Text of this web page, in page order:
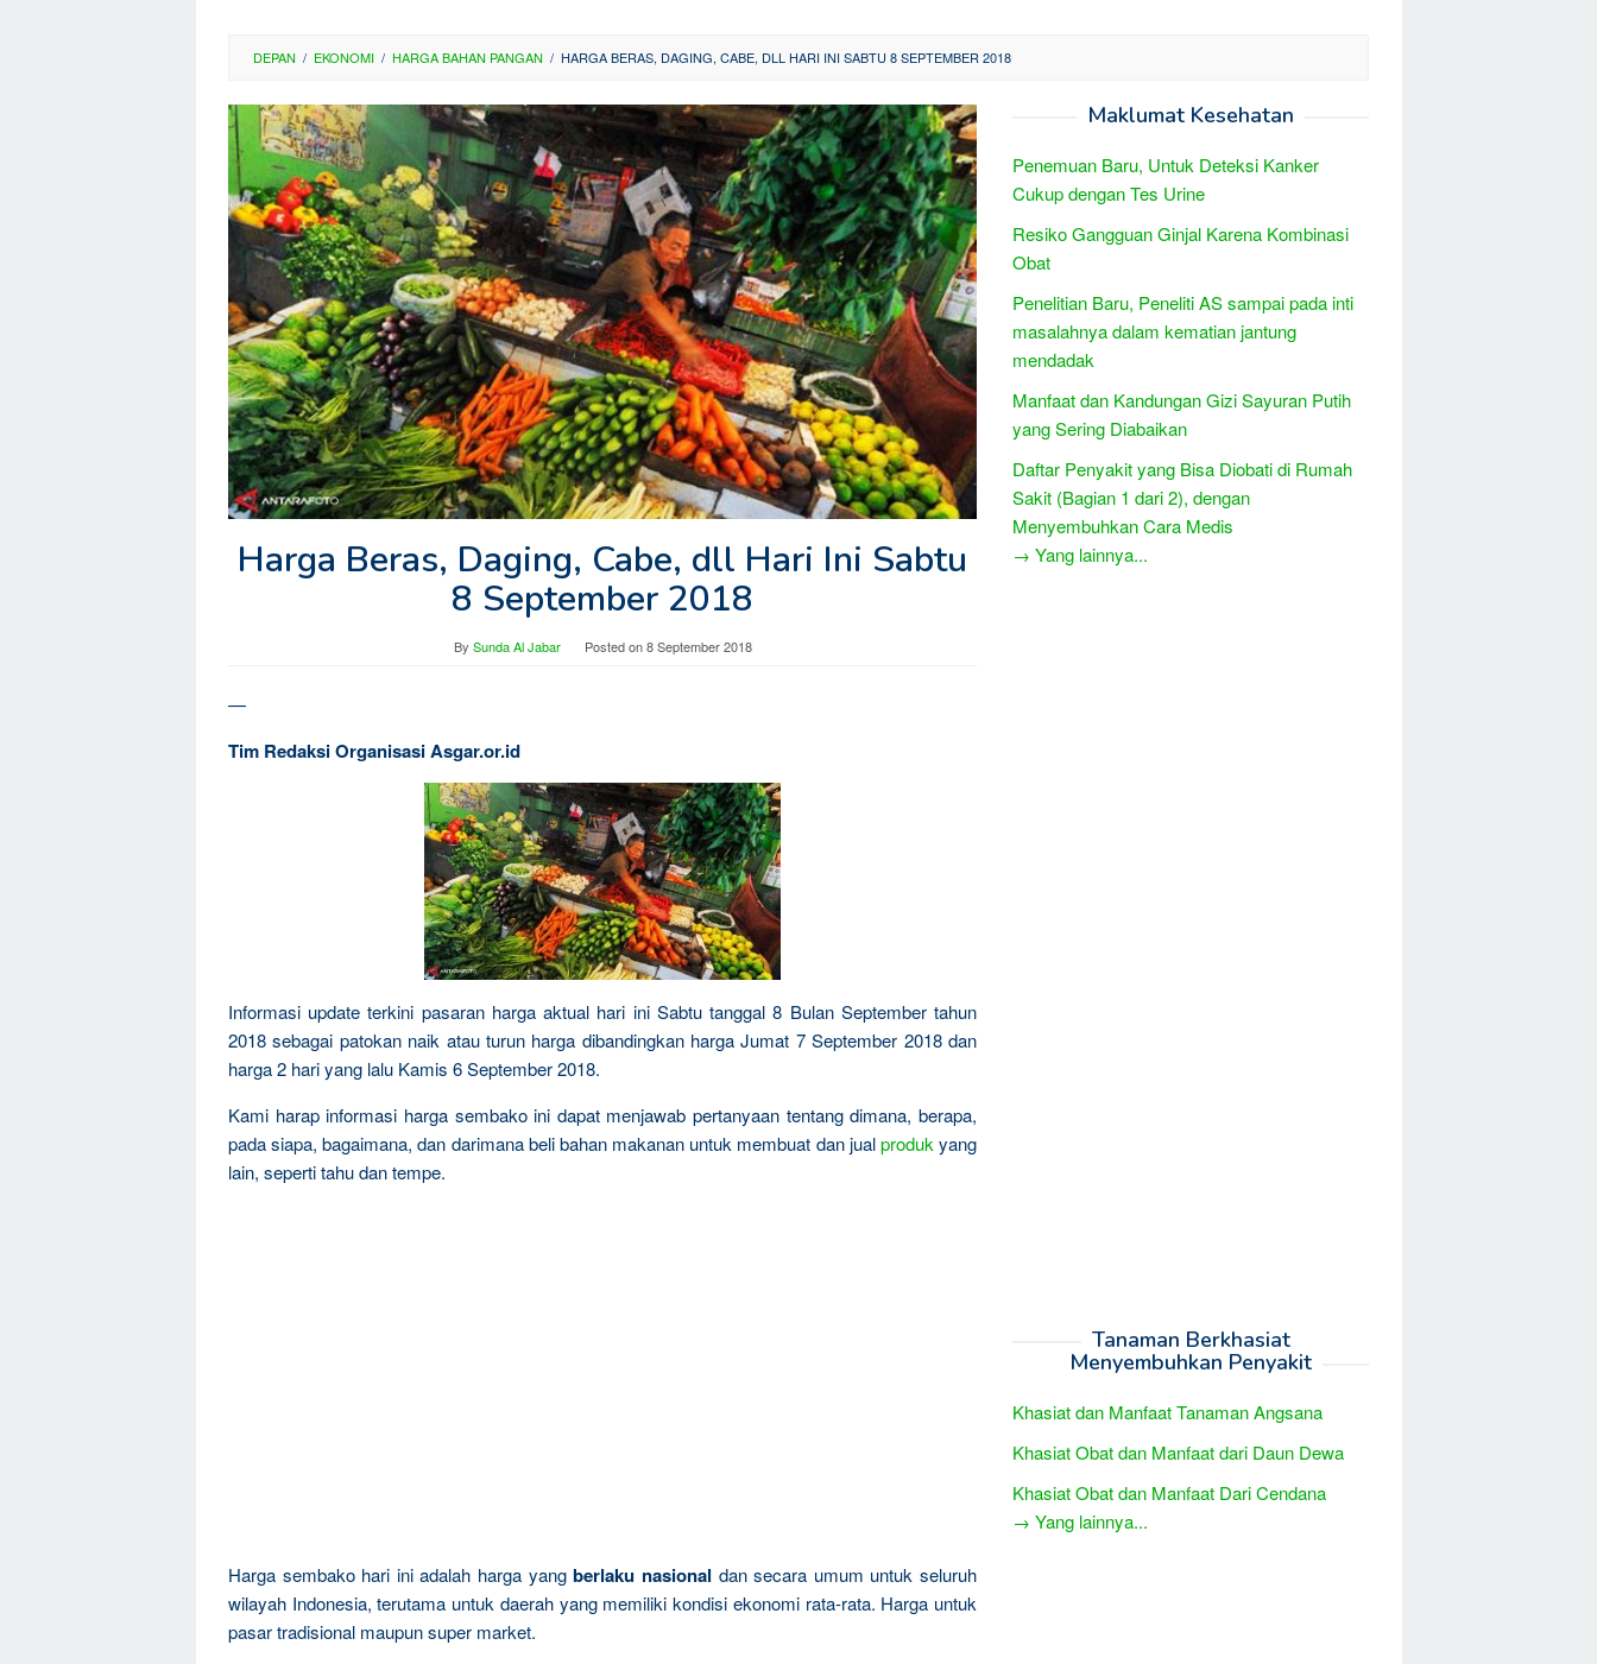
DEPAN / EKONOMI / HARGA BAHAN PANGAN / HARGA BERAS, DAGING, CABE, DLL HARI INI SABTU 8 SEPTEMBER 2018
Harga Beras, Daging, Cabe, dll Hari Ini Sabtu
8 September 2018
By Sunda Al Jabar Posted on8 September 2018
—
Tim Redaksi Organisasi Asgar.or.id
Informasi update terkini pasaran harga aktual hari ini Sabtu tanggal 8 Bulan September tahun
2018 sebagai patokan naik atau turun harga dibandingkan harga Jumat 7 September 2018 dan
harga 2 hari yang lalu Kamis 6 September 2018.
Kami harap informasi harga sembako ini dapat menjawab pertanyaan tentang dimana, berapa,
pada siapa, bagaimana, dan darimana beli bahan makanan untuk membuat dan jualproduk yang
lain, seperti tahu dan tempe.
Harga sembako hari ini adalah harga yangberlaku nasional dan secara umum untuk seluruh
wilayah Indonesia, terutama untuk daerah yang memiliki kondisi ekonomi rata-rata. Harga untuk
pasar tradisional maupun super market.
Maklumat Kesehatan
Penemuan Baru, Untuk Deteksi Kanker
Cukup dengan Tes Urine
Resiko Gangguan Ginjal Karena Kombinasi
Obat
Penelitian Baru, Peneliti AS sampai pada inti
masalahnya dalam kematian jantung
mendadak
Manfaat dan Kandungan Gizi Sayuran Putih
yang Sering Diabaikan
Daftar Penyakit yang Bisa Diobati di Rumah
Sakit (Bagian 1 dari 2), dengan
Menyembuhkan Cara Medis
→ Yang lainnya...
Tanaman Berkhasiat
Menyembuhkan Penyakit
Khasiat dan Manfaat Tanaman Angsana
Khasiat Obat dan Manfaat dari Daun Dewa
Khasiat Obat dan Manfaat Dari Cendana
→ Yang lainnya...